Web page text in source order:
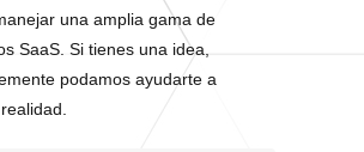
una amplia gama de
SaaS. Si tienes una idea,
podamos ayudarte a